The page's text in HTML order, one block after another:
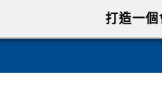
打造一個